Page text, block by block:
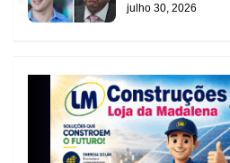
julho 30, 2026